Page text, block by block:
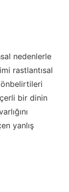
nedenlerle
rastlantısal
bir dinin
yanlış